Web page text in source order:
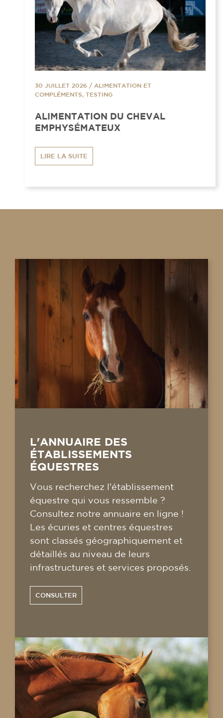
30 JUILLET 2026 / ALIMENTATION ET
COMPLÉMENTS, TESTING
ALIMENTATION DU CHEVAL
EMPHYSÉMATEUX
LIRE LA SUITE
L'ANNUAIRE DES
ÉTABLISSEMENTS
ÉQUESTRES
Vous recherchez l'établissement
équestre qui vous ressemble ?
Consultez notre annuaire en ligne !
Les écuries et centres équestres
sont classés géographiquement et
détaillés au niveau de leurs
infrastructures et services proposés.
CONSULTER